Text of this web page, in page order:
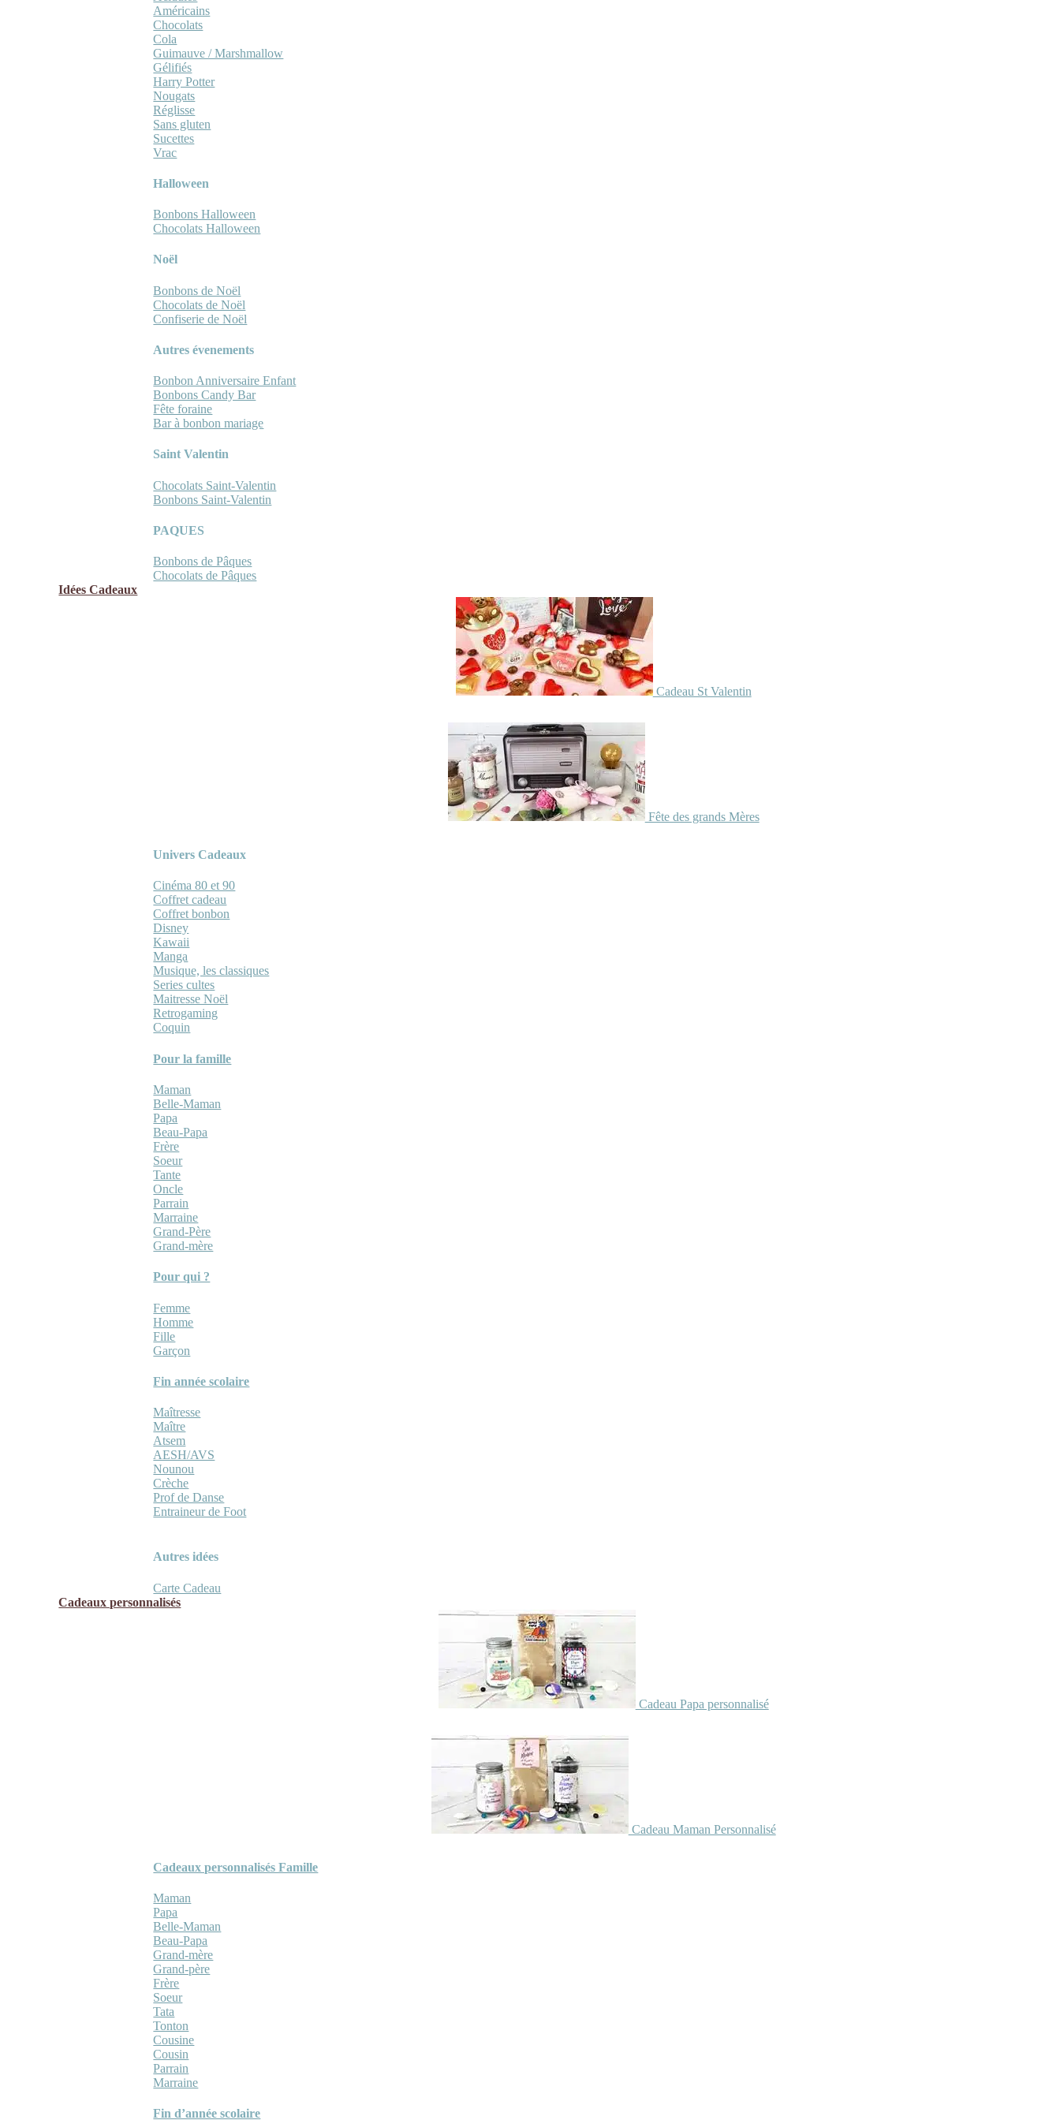
Américains
Chocolats
Cola
Guimauve / Marshmallow
Gélifiés
Harry Potter
Nougats
Réglisse
Sans gluten
Sucettes
Vrac
Halloween
Bonbons Halloween
Chocolats Halloween
Noël
Bonbons de Noël
Chocolats de Noël
Confiserie de Noël
Autres évenements
Bonbon Anniversaire Enfant
Bonbons Candy Bar
Fête foraine
Bar à bonbon mariage
Saint Valentin
Chocolats Saint-Valentin
Bonbons Saint-Valentin
PAQUES
Bonbons de Pâques
Chocolats de Pâques
Idées Cadeaux
Cadeau St Valentin
Fête des grands Mères
Univers Cadeaux
Cinéma 80 et 90
Coffret cadeau
Coffret bonbon
Disney
Kawaii
Manga
Musique, les classiques
Series cultes
Maitresse Noël
Retrogaming
Coquin
Pour la famille
Maman
Belle-Maman
Papa
Beau-Papa
Frère
Soeur
Tante
Oncle
Parrain
Marraine
Grand-Père
Grand-mère
Pour qui ?
Femme
Homme
Fille
Garçon
Fin année scolaire
Maîtresse
Maître
Atsem
AESH/AVS
Nounou
Crèche
Prof de Danse
Entraineur de Foot
Autres idées
Carte Cadeau
Cadeaux personnalisés
Cadeau Papa personnalisé
Cadeau Maman Personnalisé
Cadeaux personnalisés Famille
Maman
Papa
Belle-Maman
Beau-Papa
Grand-mère
Grand-père
Frère
Soeur
Tata
Tonton
Cousine
Cousin
Parrain
Marraine
Fin d’année scolaire